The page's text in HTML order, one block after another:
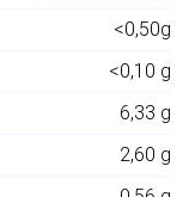
<0,50g
<0,10 g
6,33 g
2,60 g